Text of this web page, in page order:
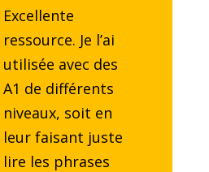
Excellente
ressource. Je l’ai
utilisée avec des
A1 de différents
niveaux, soit en
leur faisant juste
lire les phrases